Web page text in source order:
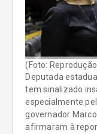
(Foto:
Deputada
tem sinalizado
especialmente
governador
afirmaram à